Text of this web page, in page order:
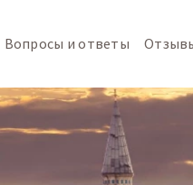
Вопросы и ответы